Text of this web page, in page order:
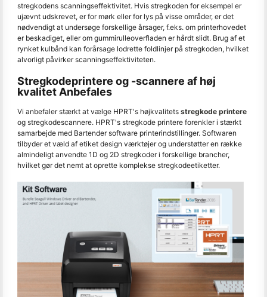
stregkodens scanningseffektivitet. Hvis stregkoden for eksempel er
ujævnt udskrevet, er for mørk eller for lys på visse områder, er det
nødvendigt at undersøge forskellige årsager, f.eks. om printerhovedet
er beskadiget, eller om gummirulleoverfladen er hårdt slidt. Brug af et
rynket kulbånd kan forårsage lodrette foldlinjer på stregkoden, hvilket
alvorligt påvirker scanningseffektiviteten.
Stregkodeprintere og -scannere af høj
kvalitet Anbefales
Vi anbefaler stærkt at vælge HPRT's højkvalitets stregkode printere
og stregkodescannere. HPRT's stregkode printere forenkler i stærkt
samarbejde med Bartender software printerindstillinger. Softwaren
tilbyder et væld af etiket design værktøjer og understøtter en række
almindeligt anvendte 1D og 2D stregkoder i forskellige brancher,
hvilket gør det nemt at oprette komplekse stregkodeetiketter.